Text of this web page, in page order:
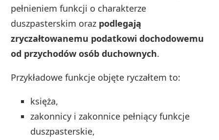
pełnieniem funkcji o charakterze
duszpasterskim oraz podlegają
zryczałtowanemu podatkowi dochodowemu
od przychodów osób duchownych.
Przykładowe funkcje objęte ryczałtem to:
księża,
zakonnicy i zakonnice pełniący funkcje
duszpasterskie,